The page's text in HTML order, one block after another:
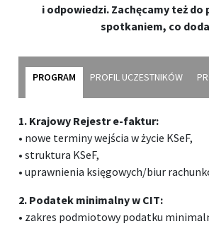
i odpowiedzi. Zachęcamy też
spotkaniem, co
PROGRAM PROFIL UCZESTNIKÓW
1. Krajowy Rejestr e-faktur:
• nowe terminy wejścia w życie KSeF,
• struktura KSeF,
• uprawnienia księgowych/biur
2. Podatek minimalny w CIT:
• zakres podmiotowy podatku